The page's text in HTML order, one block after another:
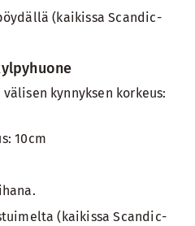
(kaikissa Scandic-
kynnyksen korkeus:
10cm
(kaikissa Scandic-